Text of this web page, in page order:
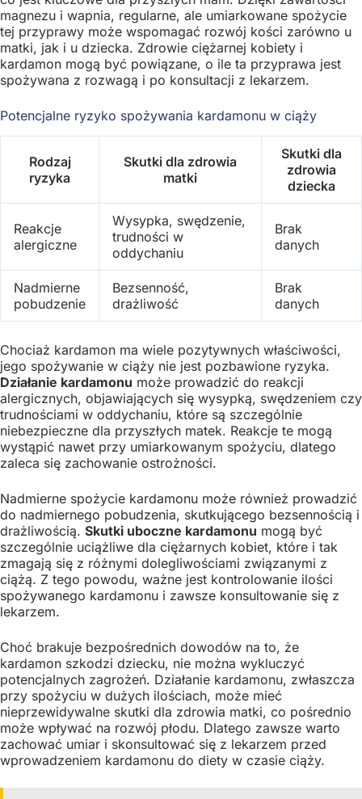
magnezu i wapnia, regularne, ale umiarkowane spożycie
tej przyprawy może wspomagać rozwój kości zarówno u
matki, jak i u dziecka. Zdrowie ciężarnej kobiety i
kardamon mogą być powiązane, o ile ta przyprawa jest
spożywana z rozwagą i po konsultacji z lekarzem.
Potencjalne ryzyko spożywania kardamonu w ciąży
Rodzaj
ryzyka
Skutki dla zdrowia
matki
Skutki dla
zdrowia
dziecka
Reakcje
alergiczne
Wysypka, swędzenie,
trudności w
oddychaniu
Brak
danych
Nadmierne
pobudzenie
Bezsenność,
drażliwość
Brak
danych
Chociaż kardamon ma wiele pozytywnych właściwości,
jego spożywanie w ciąży nie jest pozbawione ryzyka.
Działanie kardamonu może prowadzić do reakcji
alergicznych, objawiających się wysypką, swędzeniem czy
trudnościami w oddychaniu, które są szczególnie
niebezpieczne dla przyszłych matek. Reakcje te mogą
wystąpić nawet przy umiarkowanym spożyciu, dlatego
zaleca się zachowanie ostrożności.
Nadmierne spożycie kardamonu może również prowadzić
do nadmiernego pobudzenia, skutkującego bezsennością i
drażliwością. Skutki uboczne kardamonu mogą być
szczególnie uciążliwe dla ciężarnych kobiet, które i tak
zmagają się z różnymi dolegliwościami związanymi z
ciążą. Z tego powodu, ważne jest kontrolowanie ilości
spożywanego kardamonu i zawsze konsultowanie się z
lekarzem.
Choć brakuje bezpośrednich dowodów na to, że
kardamon szkodzi dziecku, nie można wykluczyć
potencjalnych zagrożeń. Działanie kardamonu, zwłaszcza
przy spożyciu w dużych ilościach, może mieć
nieprzewidywalne skutki dla zdrowia matki, co pośrednio
może wpływać na rozwój płodu. Dlatego zawsze warto
zachować umiar i skonsultować się z lekarzem przed
wprowadzeniem kardamonu do diety w czasie ciąży.